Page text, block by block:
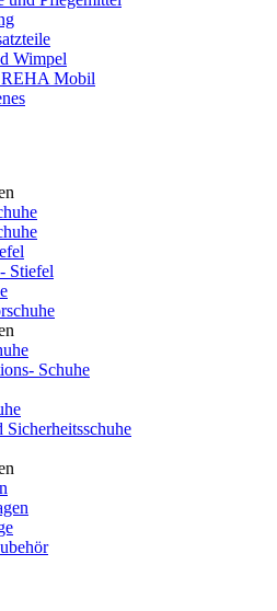
Wimpel
REHA Mobil
Stiefel
Schuhe